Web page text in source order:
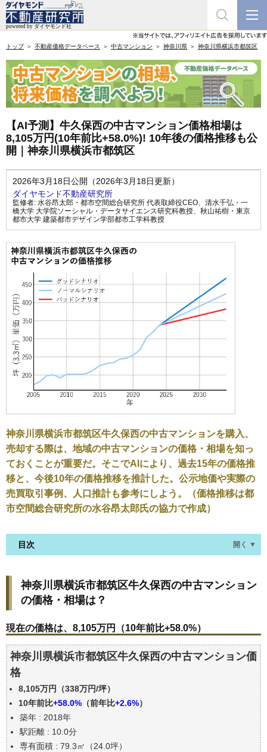
トップ 不動産価格データベース 中古マンション 神奈川県 神奈川県横浜市都筑区
【AI予測】牛久保西の中古マンション価格相場は
8,105万円(10年前比+58.0%)! 10年後の価格推移も公
開｜神奈川県横浜市都筑区
2026年3月18日公開（2026年3月18日更新）
ダイヤモンド不動産研究所
監修者: 水谷昂太郎・都市空間総合研究所 代表取締役CEO、 清水千弘・一
橋大学 大学院ソーシャル・データサイエンス研究科教授、 秋山祐樹・東京
都市大学 建築都市デザイン学部都市工学科教授
神奈川県横浜市都筑区牛久保西の中古マンションを購入、
売却する際は、地域の中古マンションの価格・相場を知っ
ておくことが重要だ。そこでAIにより、過去15年の価格推
移と、今後10年の価格推移を推計した。公示地価や実際の
売買取引事例、人口推計も参考にしよう。（価格推移は都
市空間総合研究所の水谷昂太郎氏の協力で作成）
目次 開く ▼
価格・相場は？
現在の価格は、8,105万円（10年前比+58.0%）
価格を詳細に分析しよう
築年数で価格はどうなる？
過去の売買事例
公示地価はいくら
エリアの将来性を人口予想から検討しよう
自分の年収でいくらの不動産が買える？
神奈川県横浜市都筑区牛久保西の中古マンション
の価格・相場は？
現在の価格は、8,105万円（10年前比+58.0%）
神奈川県横浜市都筑区牛久保西の中古マンション価
格
8,105万円（338万円/坪）
10年前比+58.0% （前年比+2.6%）
築年 : 2018年
駅距離 : 10.0分
専有面積 : 79.3㎡（24.0坪）